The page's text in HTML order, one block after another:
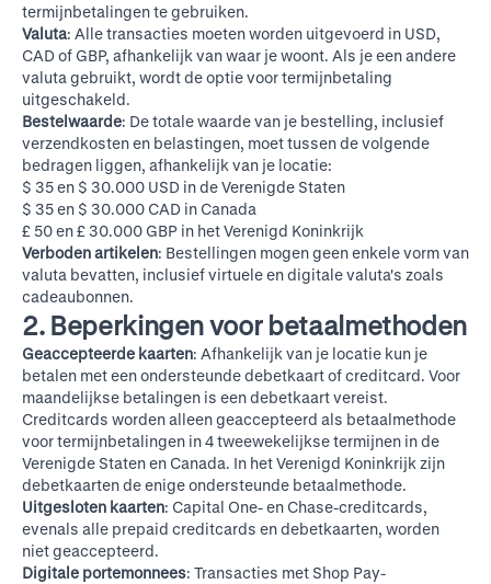
termijnbetalingen te gebruiken.
Valuta: Alle transacties moeten worden uitgevoerd in USD,
CAD of GBP, afhankelijk van waar je woont. Als je een andere
valuta gebruikt, wordt de optie voor termijnbetaling
uitgeschakeld.
Bestelwaarde: De totale waarde van je bestelling, inclusief
verzendkosten en belastingen, moet tussen de volgende
bedragen liggen, afhankelijk van je locatie:
$ 35 en $ 30.000 USD in de Verenigde Staten
$ 35 en $ 30.000 CAD in Canada
£ 50 en £ 30.000 GBP in het Verenigd Koninkrijk
Verboden artikelen: Bestellingen mogen geen enkele vorm van
valuta bevatten, inclusief virtuele en digitale valuta's zoals
cadeaubonnen.
2. Beperkingen voor betaalmethoden
Geaccepteerde kaarten: Afhankelijk van je locatie kun je
betalen met een ondersteunde debetkaart of creditcard. Voor
maandelijkse betalingen is een debetkaart vereist.
Creditcards worden alleen geaccepteerd als betaalmethode
voor termijnbetalingen in 4 tweewekelijkse termijnen in de
Verenigde Staten en Canada. In het Verenigd Koninkrijk zijn
debetkaarten de enige ondersteunde betaalmethode.
Uitgesloten kaarten: Capital One- en Chase-creditcards,
evenals alle prepaid creditcards en debetkaarten, worden
niet geaccepteerd.
Digitale portemonnees: Transacties met Shop Pay-